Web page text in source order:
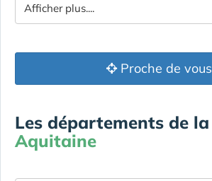
Afficher plus....
Proche de vous
Les départements de la
Aquitaine